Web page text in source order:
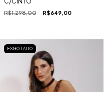
R$1.298,00 R$649,00
ESGOTADO